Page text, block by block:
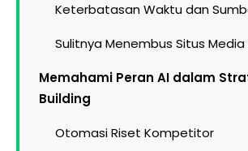
Keterbatasan Waktu dan
Sulitnya Menembus Situs Media
Memahami Peran AI dalam
Building
Otomasi Riset Kompetitor